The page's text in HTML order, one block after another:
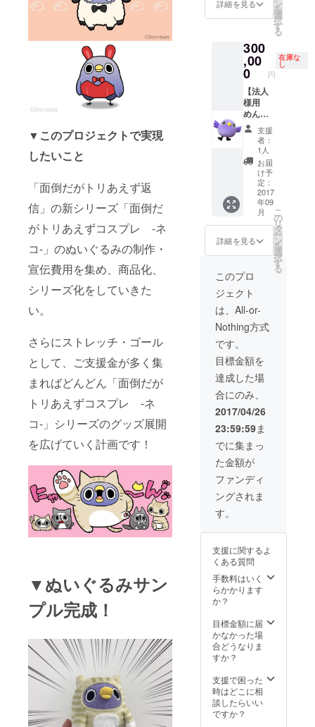
▼このプロジェクトで実現
したいこと
「面倒だがトリあえず返
信」の新シリーズ「面倒だ
がトリあえずコスプレ -ネ
コ-」のぬいぐるみの制作・
宣伝費用を集め、商品化、
シリーズ化をしていきた
い。
さらにストレッチ・ゴール
として、ご支援金が多く集
まればどんどん「面倒だが
トリあえずコスプレ -ネ
コ-」シリーズのグッズ展開
を広げていく計画です！
▼ぬいぐるみサン
プル完成！
ン ネコ
めんト
トにク
ラウド
ファン
ディン
グ限定
マグ
カップ
が付い
たセッ
トで
す！
詳細を見る ン
を
選
択
す
る
300
,00
0 円
在庫な
し
【法人
様用
めんト
リが貴
社を訪
問！】
めんト
リが貴
社を訪
問！貴
社の魅
力を存
分にア
ピール
しま
す！
（LINE
LIVEな
どで配
信予
定） ※
交通費
ます ※
お断り
させて
いただ
く場合
もござ
います
ので、
事前に
お問い
合わせ
くださ
い
支援
者：
1人
お届
け予
定：
2017
年09
月
詳細を見る
こ
の
リ
タ
ー
ン
を
選
択
す
る
このプロ
ジェクト
は、All-or-
Nothing方式
です。
目標金額を
達成した場
合にのみ、
2017/04/26
23:59:59ま
でに集まっ
た金額が
ファンディ
ングされま
す。
支援に関するよ
くある質問
手数料はいく
らかかります
か？
目標金額に届
かなかった場
合どうなりま
すか？
支援で困った
時はどこに相
談したらいい
ですか？